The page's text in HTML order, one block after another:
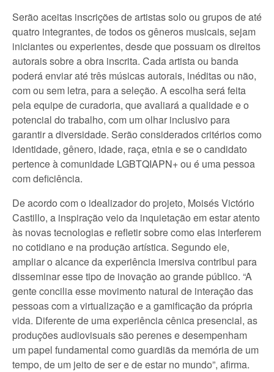
Serão aceitas inscrições de artistas solo ou grupos de até
quatro integrantes, de todos os gêneros musicais, sejam
iniciantes ou experientes, desde que possuam os direitos
autorais sobre a obra inscrita. Cada artista ou banda
poderá enviar até três músicas autorais, inéditas ou não,
com ou sem letra, para a seleção. A escolha será feita
pela equipe de curadoria, que avaliará a qualidade e o
potencial do trabalho, com um olhar inclusivo para
garantir a diversidade. Serão considerados critérios como
identidade, gênero, idade, raça, etnia e se o candidato
pertence à comunidade LGBTQIAPN+ ou é uma pessoa
com deficiência.
De acordo com o idealizador do projeto, Moisés Victório
Castillo, a inspiração veio da inquietação em estar atento
às novas tecnologias e refletir sobre como elas interferem
no cotidiano e na produção artística. Segundo ele,
ampliar o alcance da experiência imersiva contribui para
disseminar esse tipo de inovação ao grande público. “A
gente concilia esse movimento natural de interação das
pessoas com a virtualização e a gamificação da própria
vida. Diferente de uma experiência cênica presencial, as
produções audiovisuais são perenes e desempenham
um papel fundamental como guardiãs da memória de um
tempo, de um jeito de ser e de estar no mundo”, afirma.